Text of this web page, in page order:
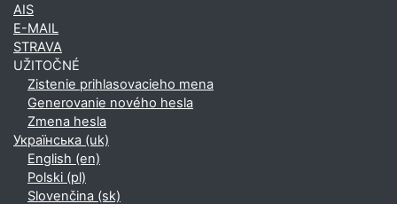
AIS
E-MAIL
STRAVA
UŽITOČNÉ
Zistenie prihlasovacieho mena
Generovanie nového hesla
Zmena hesla
Українська ‎(uk)‎
English ‎(en)‎
Polski ‎(pl)‎
Slovenčina ‎(sk)‎